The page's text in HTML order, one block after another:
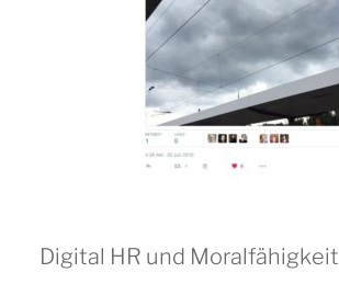
Digital HR und Moralfähigkeit